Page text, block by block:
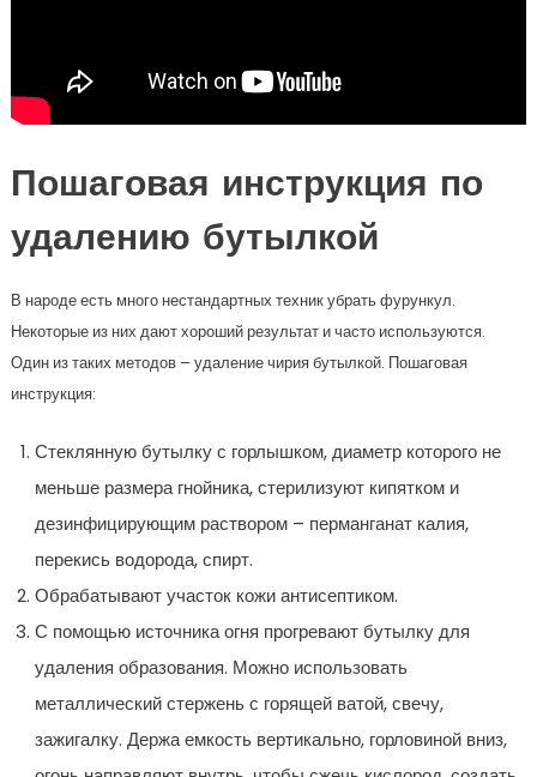
Пошаговая инструкция по
удалению бутылкой
В народе есть много нестандартных техник убрать фурункул.
Некоторые из них дают хороший результат и часто используются.
Один из таких методов – удаление чирия бутылкой. Пошаговая
инструкция:
Стеклянную бутылку с горлышком, диаметр которого не
меньше размера гнойника, стерилизуют кипятком и
дезинфицирующим раствором – перманганат калия,
перекись водорода, спирт.
Обрабатывают участок кожи антисептиком.
С помощью источника огня прогревают бутылку для
удаления образования. Можно использовать
металлический стержень с горящей ватой, свечу,
зажигалку. Держа емкость вертикально, горловиной вниз,